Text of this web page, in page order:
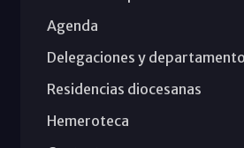
Agenda
Delegaciones y
Residencias diocesanas
Hemeroteca